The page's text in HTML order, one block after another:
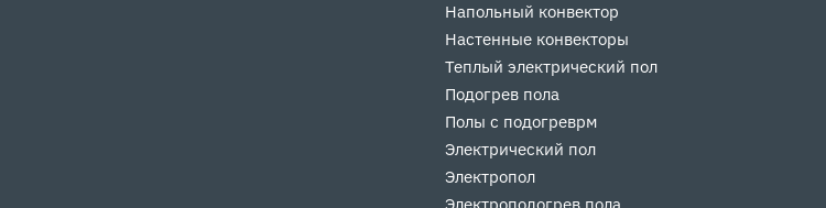
Напольный конвектор
Настенные конвекторы
Теплый электрический пол
Подогрев пола
Полы с подогреврм
Электрический пол
Электропол